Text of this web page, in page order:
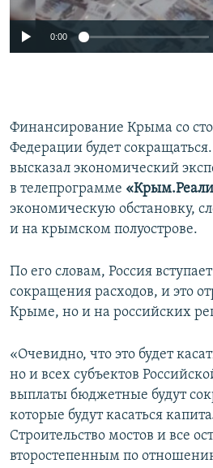
ПОБЕДИТЕЛЕЙ НЕ СУДЯТ?
КРЫМ.НЕПОКОРЕННЫЙ
ПРИСОЕДИНЯЙТЕСЬ!
Все сайты RFE/RL
0:00
Финансирование Крыма со
Федерации будет
высказал экономический
в телепрограмме
экономическую обстановку,
и на крымском полуострове.
По его словам, Россия
сокращения расходов, и это
Крыме, но и на российских
«Очевидно, что это будет
но и всех субъектов
выплаты бюджетные будут
которые будут касаться
Строительство мостов и все
второстепенным по